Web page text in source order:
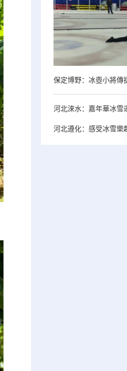
保定博野：冰壺小將傳
河北淶水：嘉年華冰雪
河北遵化：感受冰雪樂